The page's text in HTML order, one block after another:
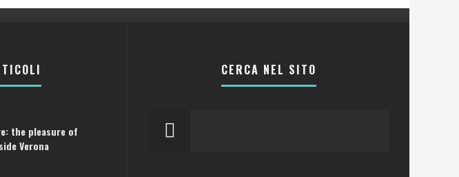
the pleasure of
Verona
CERCA NEL SITO